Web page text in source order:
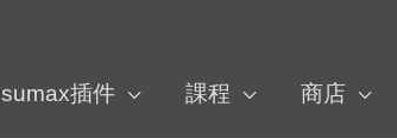
sumax插件 課程 商店